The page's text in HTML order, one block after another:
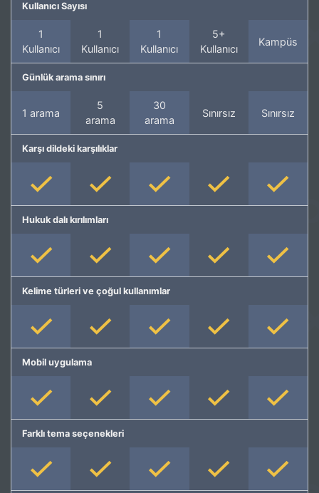
Kullanıcı Sayısı
1
Kullanıcı
1
Kullanıcı
1
Kullanıcı
5+
Kullanıcı
Kampüs
Günlük arama sınırı
1 arama
5
arama
30
arama
Sınırsız Sınırsız
Karşı dildeki karşılıklar
Hukuk dalı kırılımları
Kelime türleri ve çoğul kullanımlar
Mobil uygulama
Farklı tema seçenekleri